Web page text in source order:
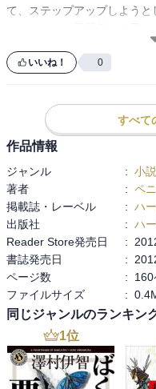
て、ステップアップしよう
作品の構成は王道な誤解もの
いいね！ 0
すべて
作品情報
ジャンル : 小説
著者
: ペ
掲載誌・レーベル
: ハ
出版社
: ハ
Reader Store発売日
:
書誌発売日
:
ページ数
:
160
ファイルサイズ
:
同じジャンルのランキン
1位